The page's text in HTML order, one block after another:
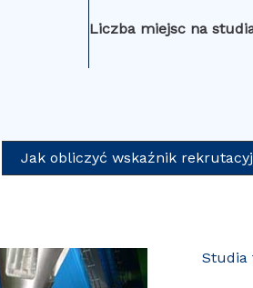
Liczba miejsc na
Jak obliczyć wskaźnik
Studia